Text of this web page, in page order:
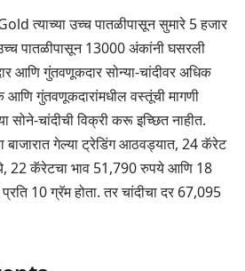
त्याच्या उच्च पातळीपासून सुमारे 5 हजार
पातळीपासून 13000 अंकांनी घसरली
आणि गुंतवणूकदार सोन्या-चांदीवर अधिक
आणि गुंतवणूकदारांमधील वस्तूंची मागणी
सोने-चांदीची विक्री करू इच्छित नाहीत.
बाजारात गेल्या ट्रेडिंग आठवड्यात, 24 कॅरेट
22 कॅरेटचा भाव 51,790 रुपये आणि 18
10 ग्रॅम होता. तर चांदीचा दर 67,095